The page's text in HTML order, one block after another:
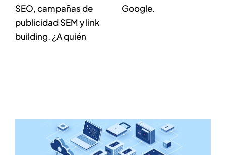
SEO, campañas de
publicidad SEM y link
building. ¿A quién
Google.